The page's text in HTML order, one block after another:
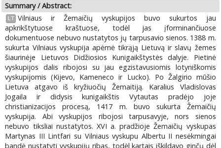
Summary / Abstract:
LT Vilniaus ir Žemaičių vyskupijos buvo sukurtos jau
apkrikštytuose kraštuose, todėl jas įforminančiuose
dokumentuose nebuvo nustatytos jų tarpusavio sienos. 1388 m.
sukurta Vilniaus vyskupija apėmė tikrąją Lietuvą ir slavų žemes
šiaurinėje Lietuvos Didžiosios Kunigaikštystės dalyje. Pietinė
vyskupijos dalis ribojosi su jau egzistavusiomis lotyniškomis
vyskupijomis (Kijevo, Kameneco ir Lucko). Po Žalgirio mūšio
Lietuva atgavo iš kryžiuočių Žemaitiją. Karalius Vladislovas
Jogaila ir didysis kunigaikštis Vytautas pradėjo joje
christianizacijos procesą, 1417 m. buvo sukurta Žemaičių
vyskupija. Abi vyskupijos ribojosi tarpusavyje, nors sienos
nebuvo tiksliai nustatytos. XVI a. pradžioje Žemaičių vyskupas
Martynas III Lintfari su Vilniaus vyskupu Albertu II nesėkmingai
bandė nustatyti vyskupijų ribas, todėl kartais iškildavo ginčų dėl